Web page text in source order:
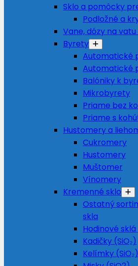
Sklo a pomôcky
Podložné a
Vane, dózy na
Byrety
Automatické
Automatické
Balóniky k
Mikrobyrety
Priame bez
Priame s
Hustomery a
Cukromery
Hustomery
Muštomer
Vínomery
Kremenné sklo
Ostatný
skla
Hodinové sklá
Kadičky (SiO₂)
Kelímky (SiO₂)